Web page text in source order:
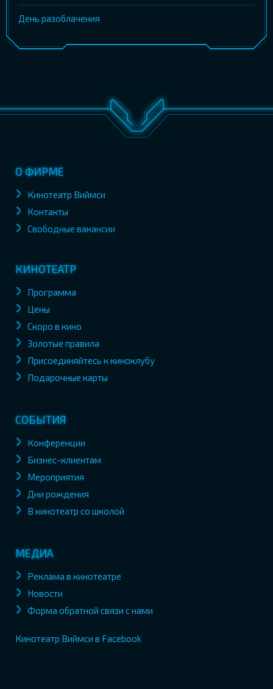
День разоблачения
О ФИРМЕ
Кинотеатр Виймси
Контакты
Свободные вакансии
КИНОТЕАТР
Программа
Цены
Скоро в кино
Золотые правила
Присоединяйтесь к киноклубу
Подарочные карты
СОБЫТИЯ
Конференции
Бизнес-клиентам
Мероприятия
Дни рождения
В кинотеатр со школой
МЕДИА
Реклама в кинотеатре
Новости
Форма обратной связи с нами
Кинотеатр Виймси в Facebook